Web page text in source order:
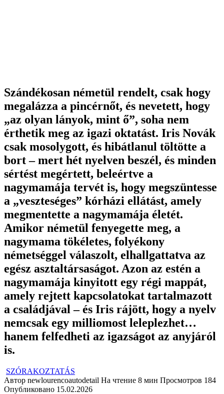
Szándékosan németül rendelt, csak hogy
megalázza a pincérnőt, és nevetett, hogy
„az olyan lányok, mint ő”, soha nem
érthetik meg az igazi oktatást. Iris Novák
csak mosolygott, és hibátlanul töltötte a
bort – mert hét nyelven beszél, és minden
sértést megértett, beleértve a
nagymamája tervét is, hogy megszüntesse
a „veszteséges” kórházi ellátást, amely
megmentette a nagymamája életét.
Amikor németül fenyegette meg, a
nagymama tökéletes, folyékony
németséggel válaszolt, elhallgattatva az
egész asztaltársaságot. Azon az estén a
nagymamája kinyitott egy régi mappát,
amely rejtett kapcsolatokat tartalmazott
a családjával – és Iris rájött, hogy a nyelv
nemcsak egy milliomost leleplezhet…
hanem felfedheti az igazságot az anyjáról
is.
SZÓRAKOZTATÁS
Автор newlourencoautodetail На чтение 8 мин Просмотров 184
Опубликовано 15.02.2026